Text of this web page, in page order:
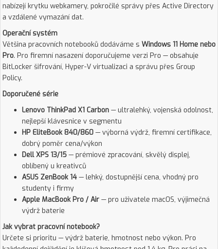
nabízejí krytku webkamery, pokročilé správy přes Active Directory
a vzdálené vymazání dat.
Operační systém
Většina pracovních notebooků dodáváme s Windows 11 Home nebo
Pro. Pro firemní nasazení doporučujeme verzi Pro — obsahuje
BitLocker šifrování, Hyper-V virtualizaci a správu přes Group
Policy.
Doporučené série
Lenovo ThinkPad X1 Carbon — ultralehký, vojenská odolnost,
nejlepší klávesnice v segmentu
HP EliteBook 840/860 — výborná výdrž, firemní certifikace,
dobrý poměr cena/výkon
Dell XPS 13/15 — prémiové zpracování, skvělý displej,
oblíbený u kreativců
ASUS ZenBook 14 — lehký, dostupnější cena, vhodný pro
studenty i firmy
Apple MacBook Pro / Air — pro uživatele macOS, výjimečná
výdrž baterie
Jak vybrat pracovní notebook?
Určete si prioritu — výdrž baterie, hmotnost nebo výkon. Pro